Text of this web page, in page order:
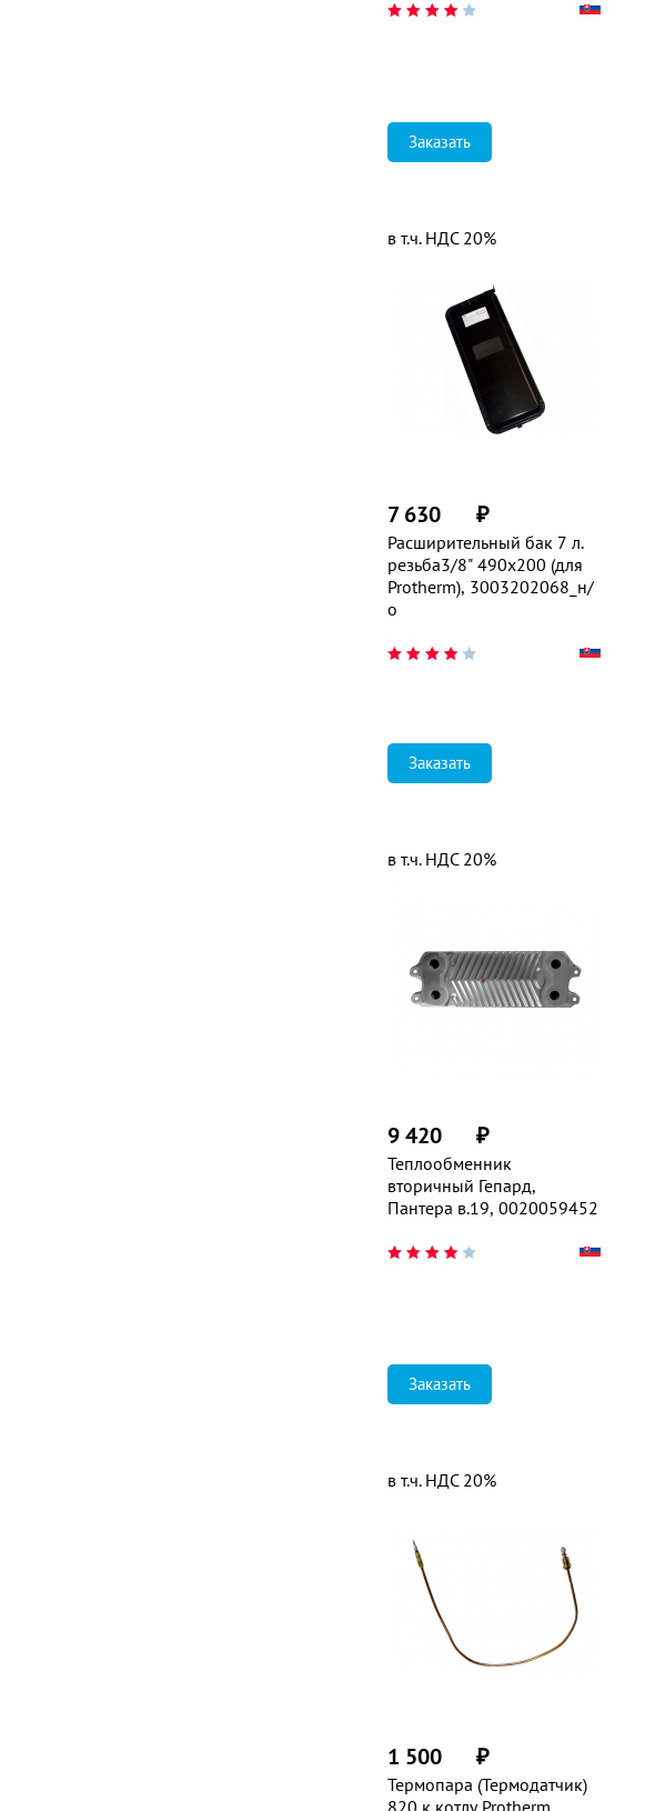
Заказать
Расширительный бак 7 л.
резьба3/8" 490x200 (для
Protherm), 3003202068_н/
о
7 630 ₽
в т.ч. НДС 20%
Заказать
Теплообменник
вторичный Гепард,
Пантера в.19, 0020059452
9 420 ₽
в т.ч. НДС 20%
Заказать
Термопара (Термодатчик)
820 к котлу Protherm
1 500 ₽
в т.ч. НДС 20%